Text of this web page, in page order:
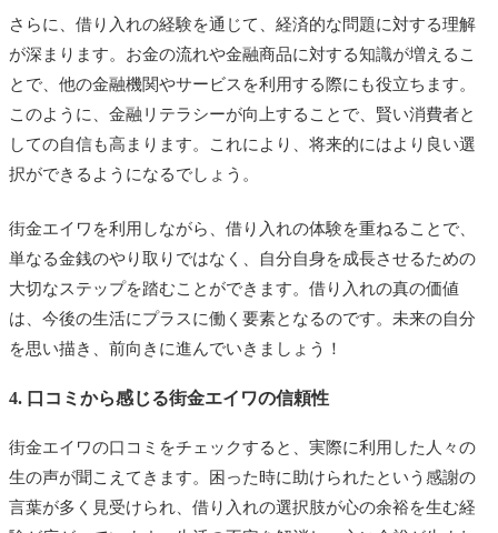
さらに、借り入れの経験を通じて、経済的な問題に対する理解
が深まります。お金の流れや金融商品に対する知識が増えるこ
とで、他の金融機関やサービスを利用する際にも役立ちます。
このように、金融リテラシーが向上することで、賢い消費者と
しての自信も高まります。これにより、将来的にはより良い選
択ができるようになるでしょう。
街金エイワを利用しながら、借り入れの体験を重ねることで、
単なる金銭のやり取りではなく、自分自身を成長させるための
大切なステップを踏むことができます。借り入れの真の価値
は、今後の生活にプラスに働く要素となるのです。未来の自分
を思い描き、前向きに進んでいきましょう！
4. 口コミから感じる街金エイワの信頼性
街金エイワの口コミをチェックすると、実際に利用した人々の
生の声が聞こえてきます。困った時に助けられたという感謝の
言葉が多く見受けられ、借り入れの選択肢が心の余裕を生む経